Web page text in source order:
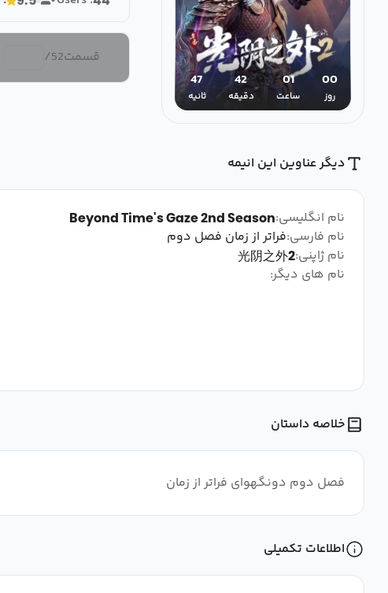
00
روز
01
ساعت
42
دقیقه
47
ثانیه
قسمت52
/
دیگر عناوین این انیمه
نام انگلیسی:Beyond Time's Gaze 2nd Season
نام فارسی:فراتر از زمان فصل دوم
نام ژاپنی:光阴之外2
نام های دیگر:
خلاصه داستان
فصل دوم دونگهوای فراتر از زمان
اطلاعات تکمیلی